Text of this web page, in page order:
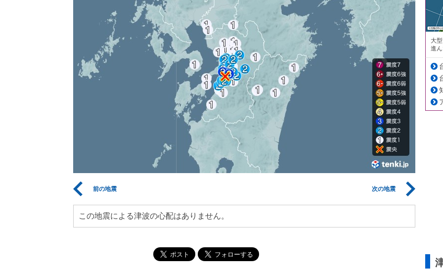
前の地震 次の地震
この地震による津波の心配はありません。
大
進